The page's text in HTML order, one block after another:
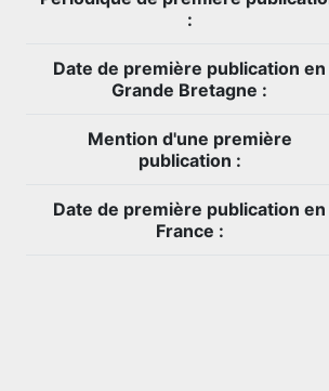
:
Date de première publication en
Grande Bretagne :
Mention d'une première
publication :
Date de première publication en
France :